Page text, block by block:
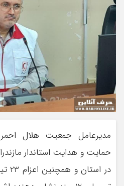
مدیرعامل جمعیت هلال احمر
حمایت و هدایت استاندار
در